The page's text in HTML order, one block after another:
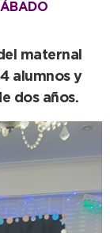
maternal
alumnos y
dos años.